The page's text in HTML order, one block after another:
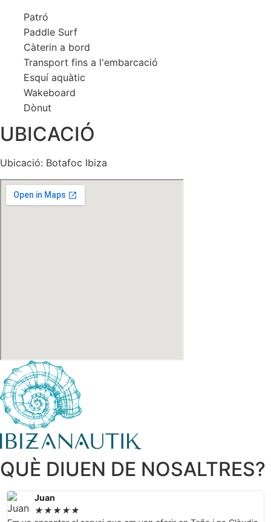
Patró
Paddle Surf
Càterin a bord
Transport fins a l'embarcació
Esquí aquàtic
Wakeboard
Dònut
UBICACIÓ
Ubicació: Botafoc Ibiza
QUÈ DIUEN DE NOSALTRES?
Juan
★★★★★